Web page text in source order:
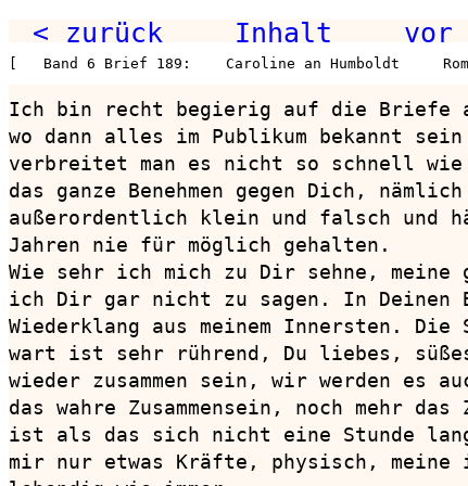
< zurück Inhalt vor
[   Band 6 Brief 189:    Caroline an Humboldt
Ich bin recht begierig auf die Briefe
wo dann alles im Publikum bekannt
verbreitet man es nicht so schnell
das ganze Benehmen gegen Dich,
außerordentlich klein und falsch und
Jahren nie für möglich gehalten.
Wie sehr ich mich zu Dir sehne, meine
ich Dir gar nicht zu sagen. In
Wiederklang aus meinem Innersten. Die
wart ist sehr rührend, Du liebes,
wieder zusammen sein, wir werden es
das wahre Zusammensein, noch mehr das
ist als das sich nicht eine Stunde lang
mir nur etwas Kräfte, physisch,